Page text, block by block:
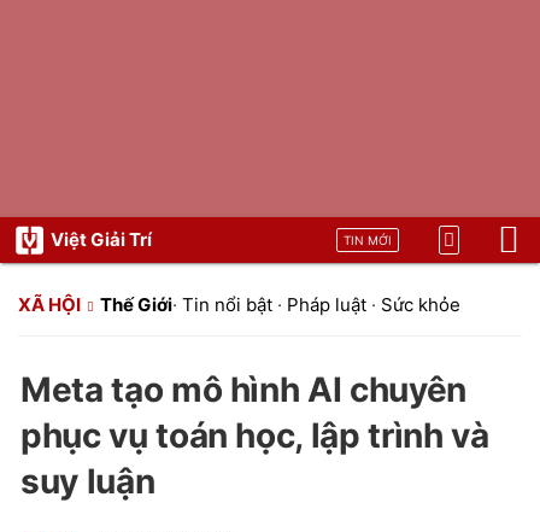
Việt Giải Trí TIN MỚI
XÃ HỘI Thế Giới· Tin nổi bật · Pháp luật · Sức khỏe
Meta tạo mô hình AI chuyên
phục vụ toán học, lập trình và
suy luận